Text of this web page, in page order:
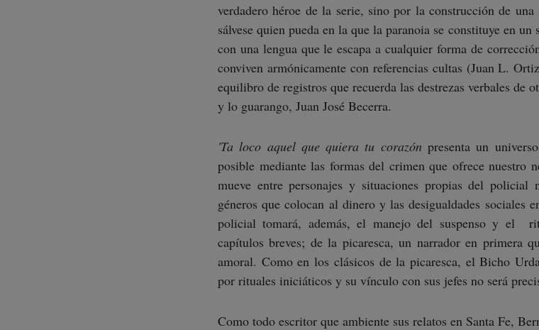
verdadero héroe de la serie, sino por la construcción de
sálvese quien pueda en la que la paranoia se constituye en
con una lengua que le escapa a cualquier forma de
conviven armónicamente con referencias cultas (Juan L.
equilibro de registros que recuerda las destrezas verbales de
y lo guarango, Juan José Becerra.
'Ta loco aquel que quiera tu corazón presenta un
posible mediante las formas del crimen que ofrece nuestro
mueve entre personajes y situaciones propias del
géneros que colocan al dinero y las desigualdades sociales
policial tomará, además, el manejo del suspenso y el
capítulos breves; de la picaresca, un narrador en primera
amoral. Como en los clásicos de la picaresca, el Bicho
por rituales iniciáticos y su vínculo con sus jefes no será
Como todo escritor que ambiente sus relatos en Santa Fe,